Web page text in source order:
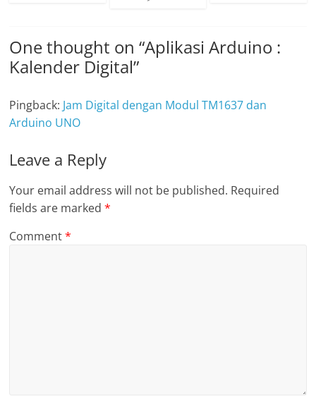
One thought on “Aplikasi Arduino :
Kalender Digital”
Pingback: Jam Digital dengan Modul TM1637 dan
Arduino UNO
Leave a Reply
Your email address will not be published. Required
fields are marked*
Comment*